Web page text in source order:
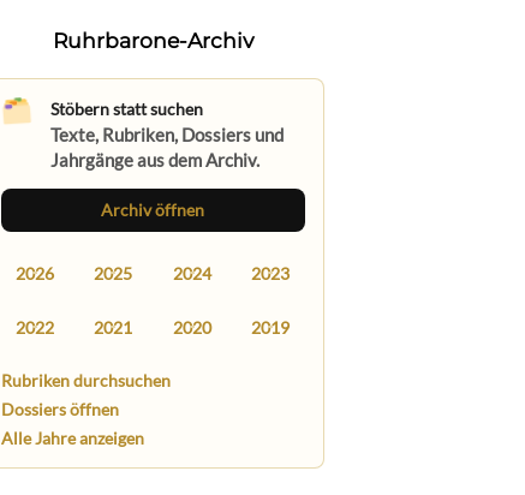
Ruhrbarone-Archiv
Stöbern statt suchen
Texte, Rubriken, Dossiers und
Jahrgänge aus dem Archiv.
Archiv öffnen
2026 2025 2024 2023
2022 2021 2020 2019
Rubriken durchsuchen
Dossiers öffnen
Alle Jahre anzeigen